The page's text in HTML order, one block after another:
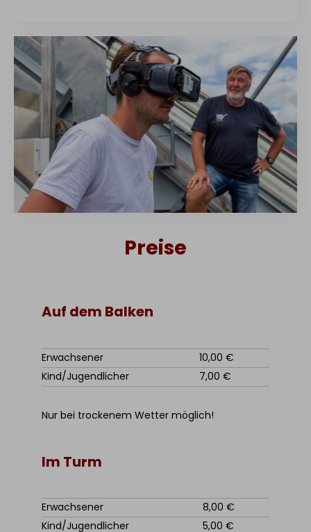
Preise
Auf dem Balken
Erwachsener
10,00 €
Kind/Jugendlicher
7,00 €
Nur bei trockenem Wetter möglich!
Im Turm
Erwachsener
8,00 €
Kind/Jugendlicher
5,00 €